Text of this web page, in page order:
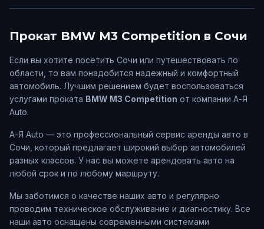
Прокат BMW M3 Competition в Сочи
Если вы хотите посетить Сочи или путешествовать по
области, то вам понадобится надежный и комфортный
автомобиль. Лучшим решением будет воспользоваться
услугами проката BMW M3 Competition от компании А-Я
Auto.
А-Я Auto — это профессиональный сервис аренды авто в
Сочи , который предлагает широкий выбор автомобилей
разных классов. У нас вы можете арендовать авто на
любой срок и по любому маршруту.
Мы заботимся о качестве наших авто и регулярно
проводим техническое обслуживание и диагностику. Все
наши авто оснащены современными системами